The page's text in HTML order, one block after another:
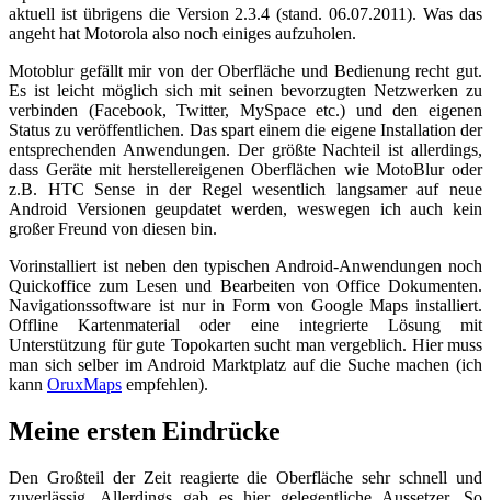
aktuell ist übrigens die Version 2.3.4 (stand. 06.07.2011). Was das
angeht hat Motorola also noch einiges aufzuholen.
Motoblur gefällt mir von der Oberfläche und Bedienung recht gut.
Es ist leicht möglich sich mit seinen bevorzugten Netzwerken zu
verbinden (Facebook, Twitter, MySpace etc.) und den eigenen
Status zu veröffentlichen. Das spart einem die eigene Installation der
entsprechenden Anwendungen. Der größte Nachteil ist allerdings,
dass Geräte mit herstellereigenen Oberflächen wie MotoBlur oder
z.B. HTC Sense in der Regel wesentlich langsamer auf neue
Android Versionen geupdatet werden, weswegen ich auch kein
großer Freund von diesen bin.
Vorinstalliert ist neben den typischen Android-Anwendungen noch
Quickoffice zum Lesen und Bearbeiten von Office Dokumenten.
Navigationssoftware ist nur in Form von Google Maps installiert.
Offline Kartenmaterial oder eine integrierte Lösung mit
Unterstützung für gute Topokarten sucht man vergeblich. Hier muss
man sich selber im Android Marktplatz auf die Suche machen (ich
kann OruxMaps empfehlen).
Meine ersten Eindrücke
Den Großteil der Zeit reagierte die Oberfläche sehr schnell und